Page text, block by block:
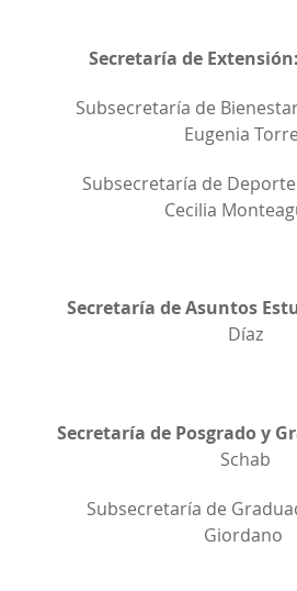
Secretaría de Extensión:
Subsecretaría de
Eugenia
Subsecretaría de
Cecilia
Secretaría de Asuntos
Díaz
Secretaría de Posgrado y
Schab
Subsecretaría de
Giordano